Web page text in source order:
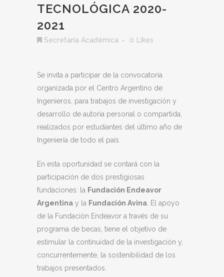
TECNOLÓGICA 2020-
2021
Secretaría Académica 0 Likes
Se invita a participar de la convocatoria
organizada por el Centro Argentino de
Ingenieros, para trabajos de investigación y
desarrollo de autoría personal o compartida,
realizados por estudiantes del último año de
Ingeniería de todo el país.
En esta oportunidad se contará con la
participación de dos prestigiosas
fundaciones: la Fundación Endeavor
Argentina y la Fundación Avina . El apoyo
de la Fundación Endeavor a través de su
programa de becas, tiene el objetivo de
estimular la continuidad de la investigación y,
concurrentemente, la sostenibilidad de los
trabajos presentados.